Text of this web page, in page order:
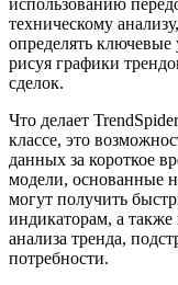
использованию
техническому
определять
рисуя графики
сделок.
Что делает
классе, это
данных за короткое
модели, основанные
могут получить
индикаторам, а также
анализа тренда,
потребности.